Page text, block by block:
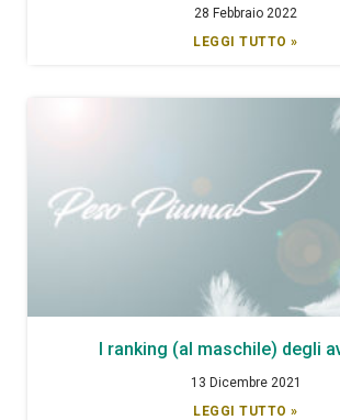
28 Febbraio 2022
LEGGI TUTTO »
I ranking (al maschile) degli
13 Dicembre 2021
LEGGI TUTTO »